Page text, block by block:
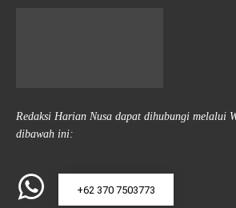
Redaksi Harian Nusa dapat dihubungi melalui
dibawah ini:
+62 370 7503773